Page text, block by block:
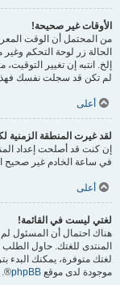
الأوقات غير صحيحة!
من المحتمل أن الوقت
الحالة زر لوحة التحكم
إلخ. انتبه إن تغيير
لم تكن قد سجلت نفسك
أعلى
لقد غيرت المنطقة
إن كنت قد أصلحت إعداد
في ساعة الخادم غير صحيح
أعلى
لغتي ليست في القائمة!
هناك احتمال أن المسئول
المنتدى للغتك. حاول
لغتك متوفرة، يمكنك البدء
موجودة لدى موقع phpBB
®.